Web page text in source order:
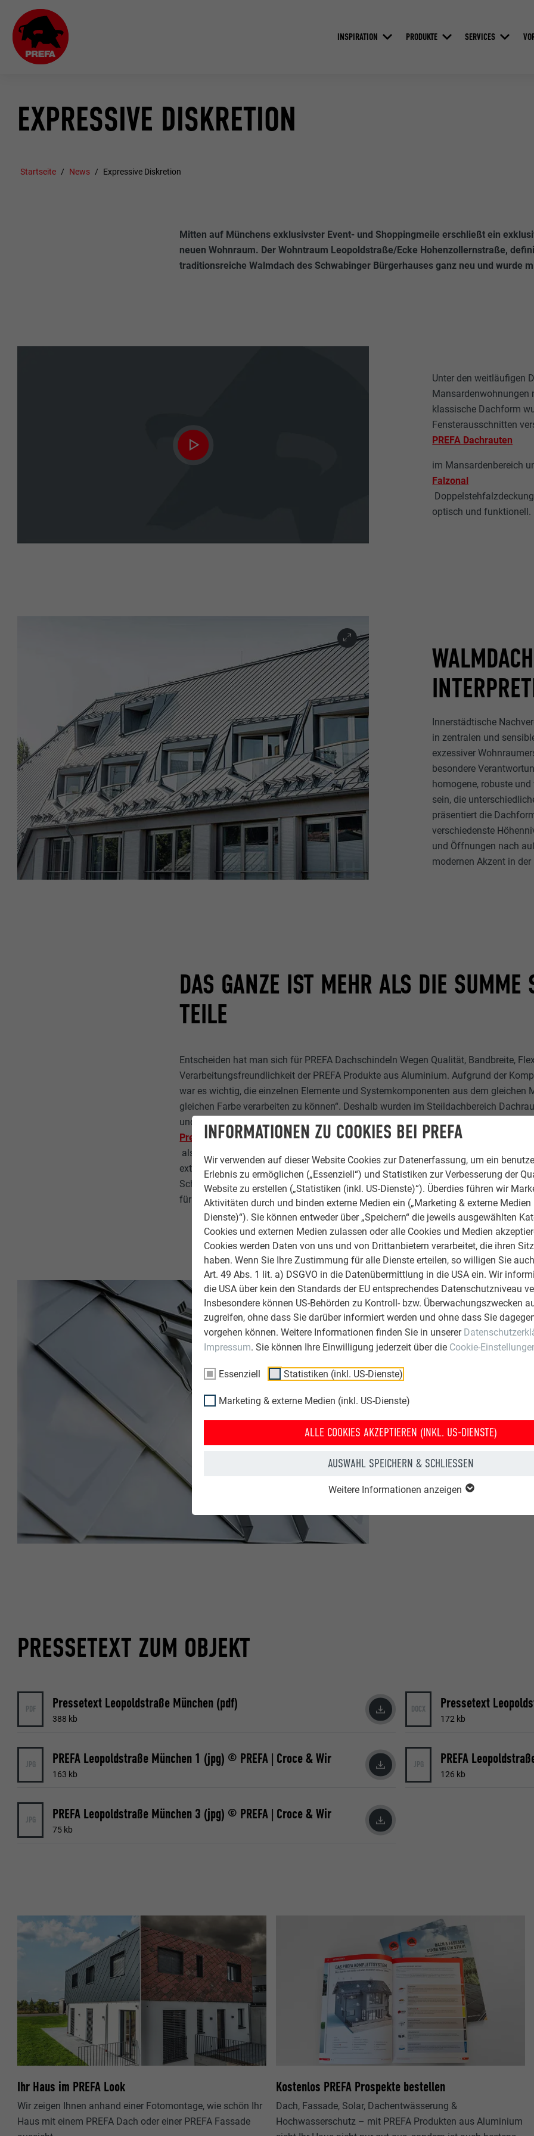
INFORMATIONEN ZU COOKIES BEI PREFA
Wir verwenden auf dieser Website Cookies zur Datenerfassung, um ein
Erlebnis zu ermöglichen („Essenziell“) und Statistiken zur Verbesserung der
Website zu erstellen („Statistiken (inkl. US-Dienste)“). Überdies führen wir
Aktivitäten durch und binden externe Medien ein („Marketing & externe Medien
Dienste)“). Sie können entweder über „Speichern“ die jeweils ausgewählten
Cookies und externen Medien zulassen oder alle Cookies und Medien
Cookies werden Daten von uns und von Drittanbietern verarbeitet, die ihren
haben. Wenn Sie Ihre Zustimmung für alle Dienste erteilen, so willigen Sie
Art. 49 Abs. 1 lit. a) DSGVO in die Datenübermittlung in die USA ein. Wir
die USA über kein den Standards der EU entsprechendes Datenschutzniveau
Insbesondere können US-Behörden zu Kontroll- bzw. Überwachungszwecken
zugreifen, ohne dass Sie darüber informiert werden und ohne dass Sie
vorgehen können. Weitere Informationen finden Sie in unserer
Impressum. Sie können Ihre Einwilligung jederzeit über die Cookie-
Essenziell Statistiken (inkl. US-Dienste)
Marketing & externe Medien (inkl. US-Dienste)
ALLE COOKIES AKZEPTIEREN (INKL. US-DIENSTE)
AUSWAHL SPEICHERN & SCHLIESSEN
Weitere Informationen anzeigen
INSPIRATION PRODUKTE SERVICES
EXPRESSIVE DISKRETION
Startseite News Expressive Diskretion
Mitten auf Münchens exklusivster Event- und Shoppingmeile erschließt ein
neuen Wohnraum. Der Wohntraum Leopoldstraße/Ecke Hohenzollernstraße,
traditionsreiche Walmdach des Schwabinger Bürgerhauses ganz neu und wurde
Unter den weitläufigen
Mansardenwohnungen
klassische Dachform
Fensterausschnitten
PREFA Dachrauten
im Mansardenbereich
Falzonal
optisch und funktionell.
Innerstädtische
in zentralen und
exzessiver
besondere
homogene, robuste
sein, die
präsentiert die
verschiedenste
und Öffnungen nach
modernen Akzent in
DAS GANZE IST MEHR ALS DIE SUMME
TEILE
Entscheiden hat man sich für PREFA Dachschindeln Wegen Qualität, Bandbreite,
Verarbeitungsfreundlichkeit der PREFA Produkte aus Aluminium. Aufgrund der
war es wichtig, die einzelnen Elemente und Systemkomponenten aus dem gleichen
gleichen Farbe verarbeiten zu können“. Deshalb wurden im Steildachbereich
und auf den Gauben
Prefalz
als Doppelstehfalzdeckung verarbeitet. Prefalz punktet durch die Geschmeidigkeit
extrem leichter Formbarkeit und der Möglichkeit unkompliziert regendichte
Schrauben, Kleben oder Schweißen zu erreichen. Und natürlich mit einem
für Ausbauten von Altsubstanz wie auch für Neubauten hervorragend eignet.
EIN DACH
Weil in der Umgebung
ein Dachaufbau z. B.
gewesen. Deshalb
Rolle und besticht
Langlebigkeit und
Objekt über viele Jahre
wie ein Chamäleon,
erste Geige spielen zu
Betrachter auf ganz
PRESSETEXT ZUM OBJEKT
PDF Pressetext Leopoldstraße München (pdf)
388 kb
DOCX Pressetext
172 kb
JPG PREFA Leopoldstraße München 1 (jpg) © PREFA | Croce & Wir
163 kb
JPG PREFA
126 kb
JPG PREFA Leopoldstraße München 3 (jpg) © PREFA | Croce & Wir
75 kb
Ihr Haus im PREFA Look
Wir zeigen Ihnen anhand einer Fotomontage, wie schön Ihr
Haus mit einem PREFA Dach oder einer PREFA Fassade
Kostenlos PREFA Prospekte bestellen
Dach, Fassade, Solar, Dachentwässerung &
Hochwasserschutz – mit PREFA Produkten aus Aluminium